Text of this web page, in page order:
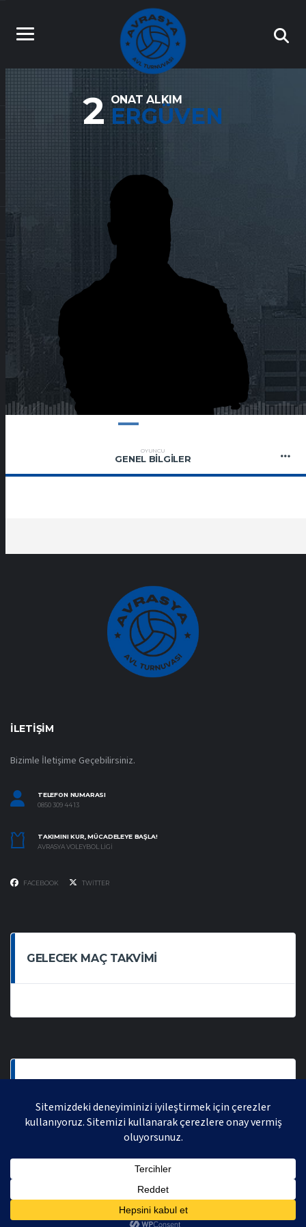
2 ONAT ALKIM
ERGÜVEN
OYUNCU
GENEL BILGILER
İLETIŞIM
Bizimle İletişime Geçebilirsiniz.
TELEFON NUMARASI
0850 309 44 13
TAKIMINI KUR, MÜCADELEYE BAŞLA!
AVRASYA VOLEYBOL LIGI
FACEBOOK TWITTER
GELECEK MAÇ TAKVIMI
AVRASYA VOLEYBOL LIGI 2021 | AVRASYA SPORTIF FAALIYETLER ORGANIZASYONUDUR,
TÜM HAKLARI SAKLIDIR.